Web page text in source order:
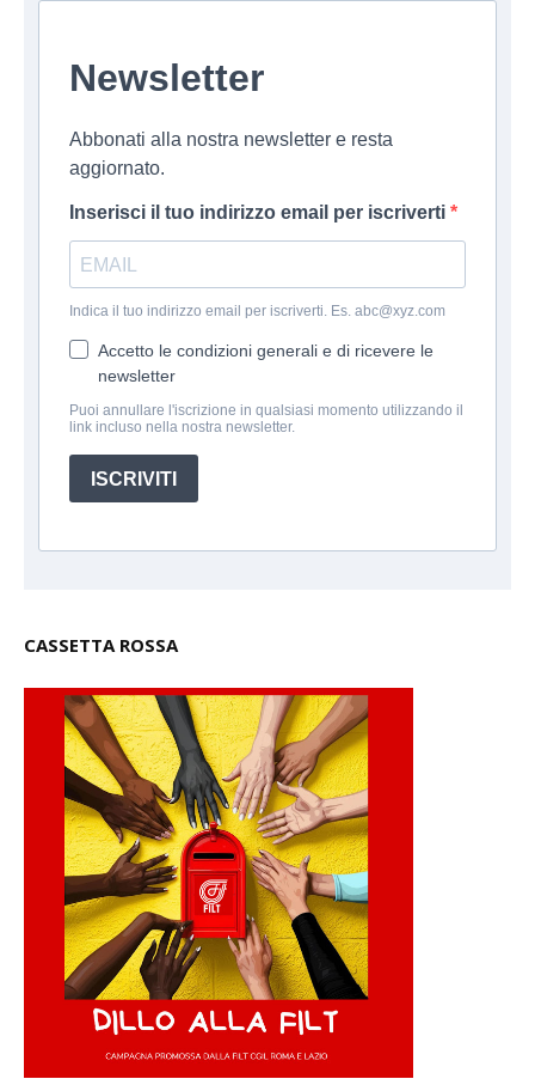
Newsletter
Abbonati alla nostra newsletter e resta
aggiornato.
Inserisci il tuo indirizzo email per iscriverti
Indica il tuo indirizzo email per iscriverti. Es. abc@xyz.com
Accetto le condizioni generali e di ricevere le
newsletter
Puoi annullare l'iscrizione in qualsiasi momento utilizzando il
link incluso nella nostra newsletter.
ISCRIVITI
CASSETTA ROSSA